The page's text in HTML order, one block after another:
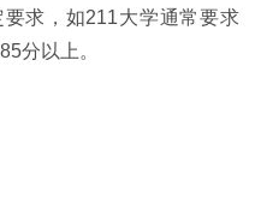
求，如211大学通常要求
分以上。